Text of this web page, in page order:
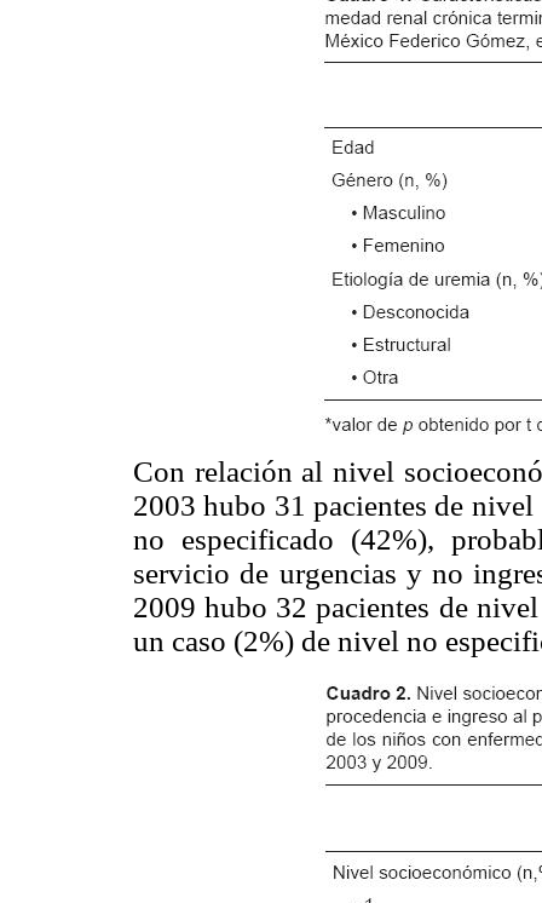
Con relación al nivel
2003 hubo 31 pacientes de
no especificado (42%),
servicio de urgencias y no
2009 hubo 32 pacientes de
un caso (2%) de nivel no